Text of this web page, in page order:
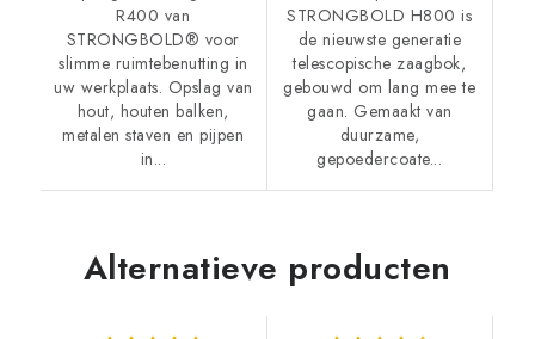
R400 van
STRONGBOLD® voor
slimme ruimtebenutting in
uw werkplaats. Opslag van
hout, houten balken,
metalen staven en pijpen
in...
STRONGBOLD H800 is
de nieuwste generatie
telescopische zaagbok,
gebouwd om lang mee te
gaan. Gemaakt van
duurzame,
gepoedercoate...
Alternatieve producten